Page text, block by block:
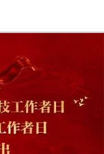
文化
更多+